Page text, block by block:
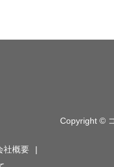
社概要
Copyright ©